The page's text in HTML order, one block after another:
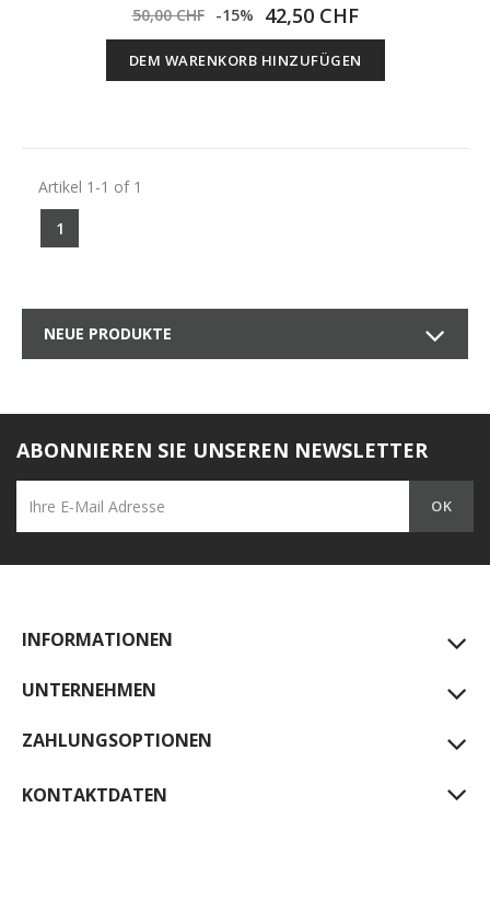
50,00 CHF
-15% 42,50 CHF
DEM WARENKORB HINZUFÜGEN
Artikel 1-1 of 1
1
NEUE PRODUKTE
ABONNIEREN SIE UNSEREN NEWSLETTER
INFORMATIONEN
UNTERNEHMEN
ZAHLUNGSOPTIONEN
KONTAKTDATEN